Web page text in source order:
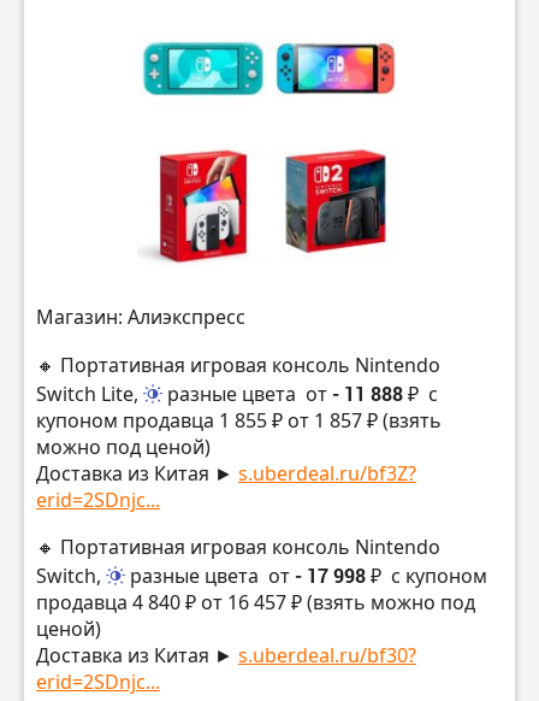
Магазин: Алиэкспресс
🔸 Портативная игровая консоль Nintendo
Switch Lite,
разные цвета от- 11 888 ₽ с
купоном продавца 1 855 ₽ от 1 857 ₽ (взять
можно под ценой)
Доставка из Китая ► s.uberdeal.ru/bf3Z?
erid=2SDnjc...
🔸 Портативная игровая консоль Nintendo
Switch,
разные цвета от- 17 998 ₽ с купоном
продавца 4 840 ₽ от 16 457 ₽ (взять можно под
ценой)
Доставка из Китая ► s.uberdeal.ru/bf30?
erid=2SDnjc...